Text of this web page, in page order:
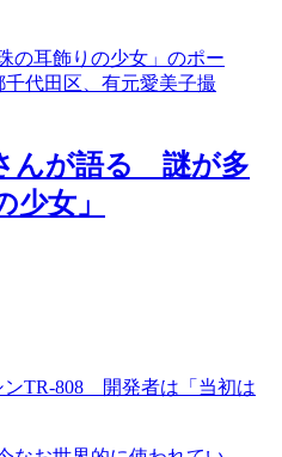
んが語る 謎が多
女」
ンTR-808 開発者は「当初は